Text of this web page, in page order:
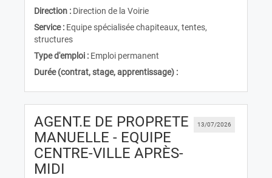
Direction : Direction de la Voirie
Service : Equipe spécialisée chapiteaux, tentes,
structures
Type d'emploi : Emploi permanent
Durée (contrat, stage, apprentissage) :
13/07/2026
AGENT.E DE PROPRETE
MANUELLE - EQUIPE
CENTRE-VILLE APRÈS-
MIDI